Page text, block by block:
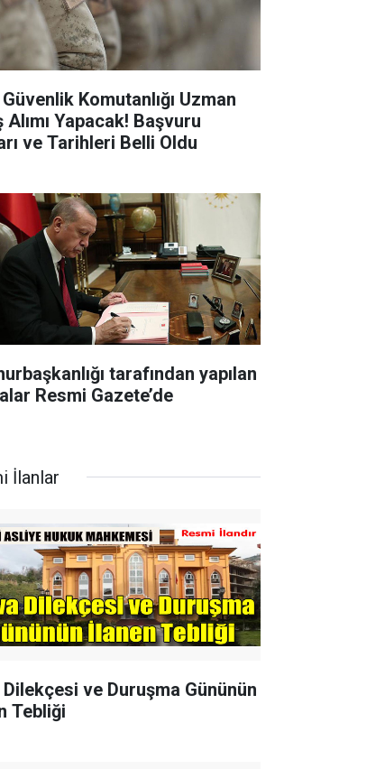
Komutanlığı Uzman
Alımı Yapacak! Başvuru
ve Tarihleri Belli Oldu
tarafından yapılan
Resmi Gazete’de
İlanlar
Dilekçesi ve Duruşma Gününün
Tebliği